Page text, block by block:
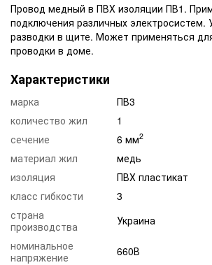
Провод медный в ПВХ изоляции ПВ1.
подключения различных электросистем.
разводки в щите. Может применяться
проводки в доме.
Характеристики
марка
ПВ3
количество жил
1
сечение
6 мм2
материал жил
медь
изоляция
ПВХ пластикат
класс гибкости
3
страна
производства
Украина
номинальное
напряжение
660В